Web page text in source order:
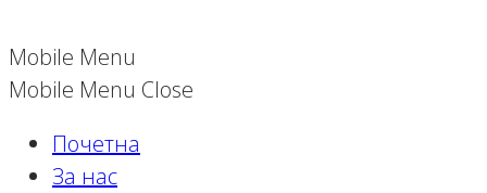
Mobile Menu
Mobile Menu Close
Почетна
За нас